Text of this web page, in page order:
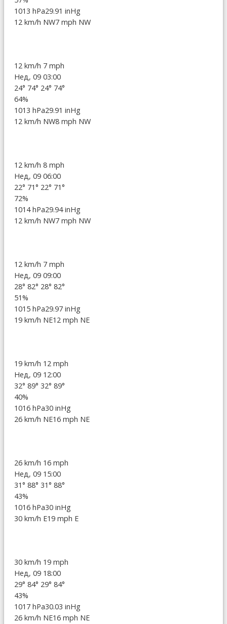
1013 hPa29.91 inHg
12 km/h NW7 mph NW
12 km/h 7 mph
Нед, 09 03:00
24° 74° 24° 74°
64%
1013 hPa29.91 inHg
12 km/h NW8 mph NW
12 km/h 8 mph
Нед, 09 06:00
22° 71° 22° 71°
72%
1014 hPa29.94 inHg
12 km/h NW7 mph NW
12 km/h 7 mph
Нед, 09 09:00
28° 82° 28° 82°
51%
1015 hPa29.97 inHg
19 km/h NE12 mph NE
19 km/h 12 mph
Нед, 09 12:00
32° 89° 32° 89°
40%
1016 hPa30 inHg
26 km/h NE16 mph NE
26 km/h 16 mph
Нед, 09 15:00
31° 88° 31° 88°
43%
1016 hPa30 inHg
30 km/h E19 mph E
30 km/h 19 mph
Нед, 09 18:00
29° 84° 29° 84°
43%
1017 hPa30.03 inHg
26 km/h NE16 mph NE